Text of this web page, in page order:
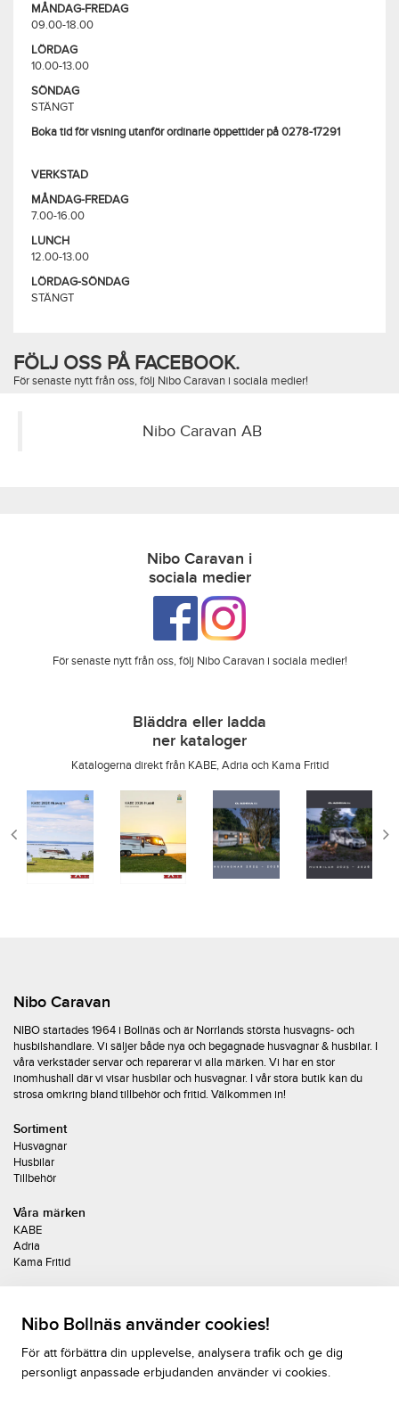
MÅNDAG-FREDAG
09.00-18.00
LÖRDAG
10.00-13.00
SÖNDAG
STÄNGT
Boka tid för visning utanför ordinarie öppettider på 0278-17291
VERKSTAD
MÅNDAG-FREDAG
7.00-16.00
LUNCH
12.00-13.00
LÖRDAG-SÖNDAG
STÄNGT
FÖLJ OSS PÅ FACEBOOK.
För senaste nytt från oss, följ Nibo Caravan i sociala medier!
Nibo Caravan AB
Nibo Caravan i
sociala medier
För senaste nytt från oss, följ Nibo Caravan i sociala medier!
Bläddra eller ladda
ner kataloger
Katalogerna direkt från KABE, Adria och Kama Fritid
Nibo Caravan
NIBO startades 1964 i Bollnäs och är Norrlands största husvagns- och
husbilshandlare. Vi säljer både nya och begagnade husvagnar & husbilar. I
våra verkstäder servar och reparerar vi alla märken. Vi har en stor
inomhushall där vi visar husbilar och husvagnar. I vår stora butik kan du
strosa omkring bland tillbehör och fritid. Välkommen in!
Sortiment
Husvagnar
Husbilar
Tillbehör
Våra märken
KABE
Adria
Kama Fritid
Bygg din Kabe
Nyheter
Kabe Finans
Nibo Bollnäs använder cookies!
För att förbättra din upplevelse, analysera trafik och ge dig
personligt anpassade erbjudanden använder vi cookies.